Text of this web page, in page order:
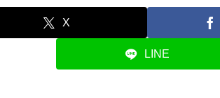
X
LINE